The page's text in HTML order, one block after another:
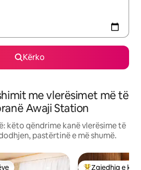
Kërko
me vlerësimet më të
Awaji Station
këto qëndrime kanë vlerësime të
pastërtinë e më shumë.
Zgjedhja e